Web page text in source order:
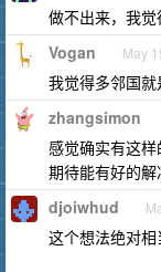
做不出来，我觉
Vogan May
我觉得多邻国就
zhangsimon
感觉确实有这
期待能有好的
djoiwhud
这个想法绝对相